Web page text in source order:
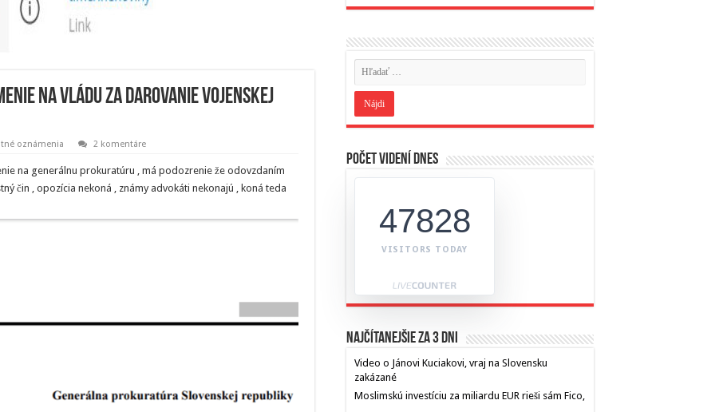
na vládu za darovanie vojenskej
oznámenia 2 komentáre
na generálnu prokuratúru , má podozrenie že odovzdaním
čin , opozícia nekoná , známy advokáti nekonajú , koná teda
Počet videní dnes
47828
VISITORS TODAY
Najčítanejšie za 3 dni
Video o Jánovi Kuciakovi, vraj na Slovensku
zakázané
Moslimskú investíciu za miliardu EUR rieši sám Fico,